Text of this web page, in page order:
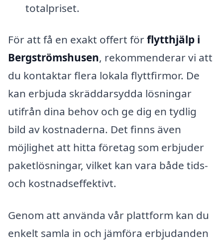
totalpriset.
För att få en exakt offert förflytthjälp i
Bergströmshusen, rekommenderar vi att
du kontaktar flera lokala flyttfirmor. De
kan erbjuda skräddarsydda lösningar
utifrån dina behov och ge dig en tydlig
bild av kostnaderna. Det finns även
möjlighet att hitta företag som erbjuder
paketlösningar, vilket kan vara både tids-
och kostnadseffektivt.
Genom att använda vår plattform kan du
enkelt samla in och jämföra erbjudanden